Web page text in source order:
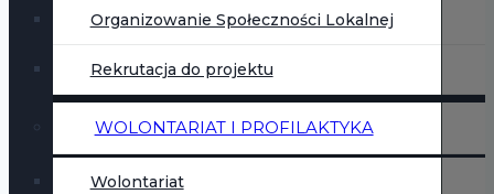
Organizowanie Społeczności Lokalnej
Rekrutacja do projektu
WOLONTARIAT I PROFILAKTYKA
Wolontariat